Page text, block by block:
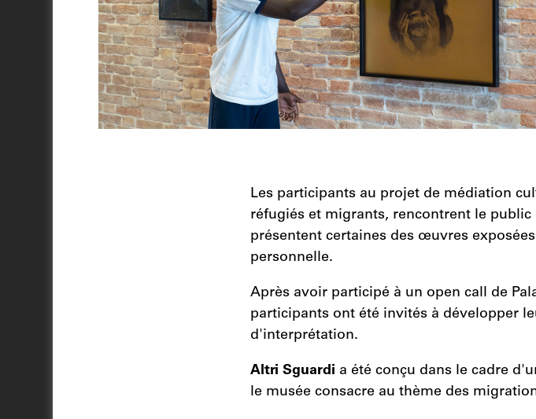
Les participants au projet de médiation
réfugiés et migrants, rencontrent le
présentent certaines des œuvres
personnelle.
Après avoir participé à un open call de
participants ont été invités à développer
d'interprétation.
Altri Sguardi a été conçu dans le cadre
le musée consacre au thème des